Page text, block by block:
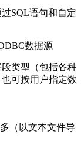
SQL语句和自定
数据源
类型（包括各种
可按用户指定数
（以文本文件导